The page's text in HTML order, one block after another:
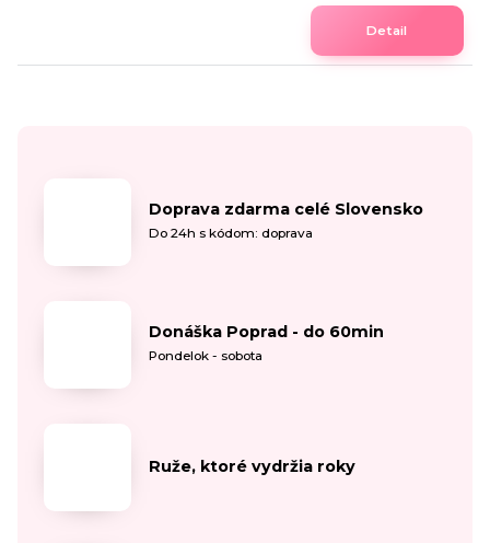
Detail
Doprava zdarma celé Slovensko
Do 24h s kódom: doprava
Donáška Poprad - do 60min
Pondelok - sobota
Ruže, ktoré vydržia roky